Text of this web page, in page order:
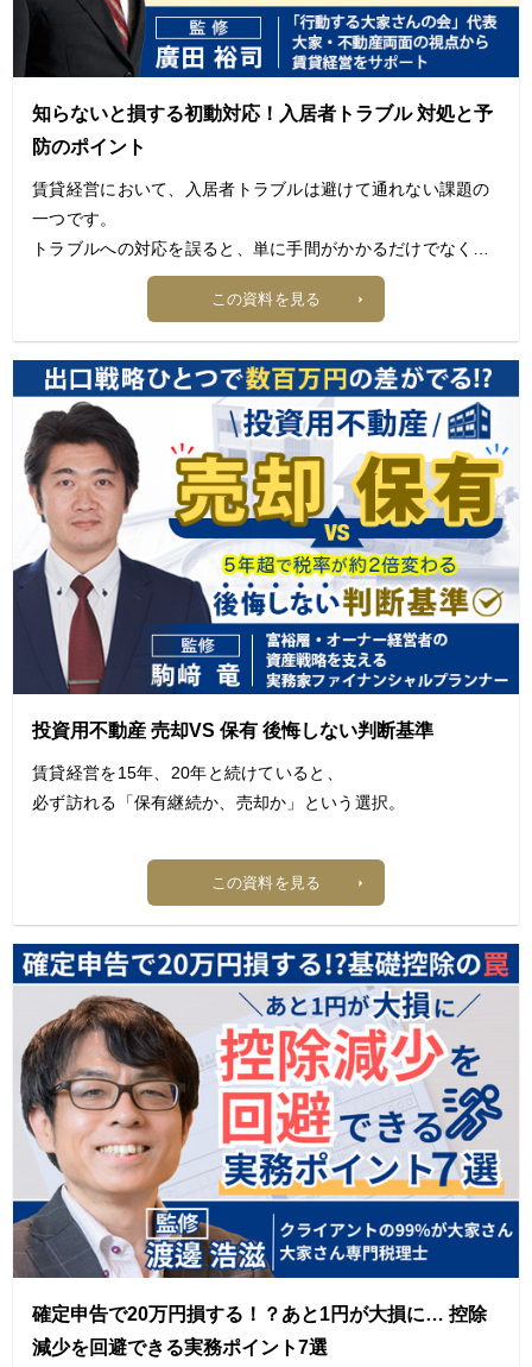
また「行動する大家さんの会 代表」も務める廣田裕司氏が、
2026年の不動産投資市場をどう読むべきか、
そしてこの環境下で投資家が取るべき「守り」と「攻め」の
戦略について解説します。
1. 2026年の不動産投資を取り巻く環境
2. 不動産投資への影響
3. この市場下での投資戦略
4. 変化する環境を乗り越えるための実践アクション
知らないと損する初動対応！入居者トラブル 対処と予
防のポイント
賃貸経営において、入居者トラブルは避けて通れない課題の
一つです。
トラブルへの対応を誤ると、単に手間がかかるだけでなく、
収益悪化や資産価値の低下につながります。
本資料では、宅地建物取引士・公認不動産コンサルティング
マスターとして、
また「行動する大家さんの会 代表」も務める廣田裕司氏が、
入居者トラブルの代表的な事例や対処法、予防策について解
説します。
【目次】
1. トラブル事例と賃貸経営への影響
2. トラブル発生時の対処方法
3. トラブルを未然に防ぐための予防策
4. まとめ
この資料を見る
投資用不動産 売却VS 保有 後悔しない判断基準
賃貸経営を15年、20年と続けていると、
必ず訪れる「保有継続か、売却か」という選択。
この判断を誤ると、
数百万円単位で手取り額が変わることも珍しくありません。
本記事では、富裕層・オーナー経営者の資産戦略を支える
実務家ファイナンシャル・プランナーの駒崎竜氏が、
投資用不動産の出口戦略を成功させるための重要なポイント
を、
不動産売買の実務経験に基づいてお伝えします。
【目次】
投資用不動産の「出口」をいつ迎えるべきか
1. 売却を検討すべき４つのタイミング
2. 保有継続vs売却の収支比較方法
3. 売却価値を最大化する3つの準備
4. 実際の成功事例から学ぶ出口戦略
5. よくある失敗パターンと対策
まとめ：数値で判断し、納得できる選択を
この資料を見る
確定申告で20万円損する！？あと1円が大損に… 控除
減少を回避できる実務ポイント7選